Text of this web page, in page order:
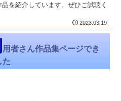
を紹介しています。ぜひご試聴く
2023.03.19
用者さん作品集ページでき
た